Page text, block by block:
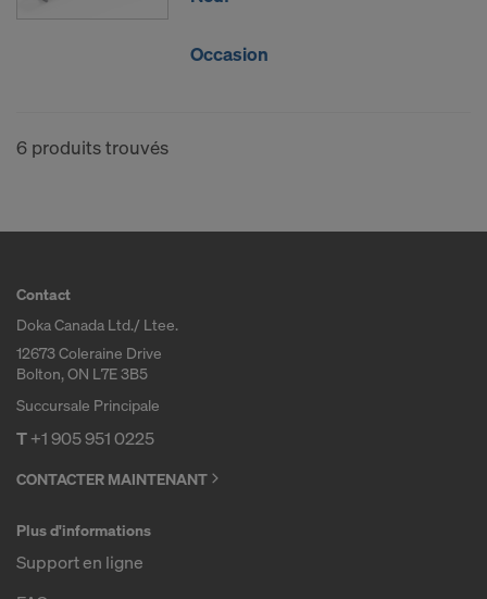
Occasion
6 produits trouvés
Contact
Doka Canada Ltd./ Ltee.
12673 Coleraine Drive
Bolton, ON L7E 3B5
Succursale Principale
T+1 905 951 0225
CONTACTER MAINTENANT
Plus d'informations
Support en ligne